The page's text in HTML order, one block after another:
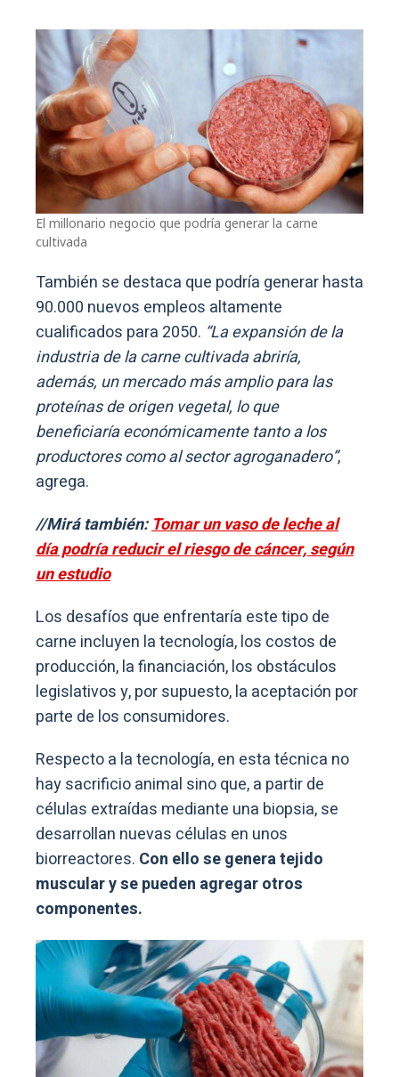
El millonario negocio que podría generar la carne
cultivada
También se destaca que podría generar hasta
90.000 nuevos empleos altamente
cualificados para 2050. “La expansión de la
industria de la carne cultivada abriría,
además, un mercado más amplio para las
proteínas de origen vegetal, lo que
beneficiaría económicamente tanto a los
productores como al sector agroganadero”,
agrega.
//Mirá también:Tomar un vaso de leche al
día podría reducir el riesgo de cáncer, según
un estudio
Los desafíos que enfrentaría este tipo de
carne incluyen la tecnología, los costos de
producción, la financiación, los obstáculos
legislativos y, por supuesto, la aceptación por
parte de los consumidores.
Respecto a la tecnología, en esta técnica no
hay sacrificio animal sino que, a partir de
células extraídas mediante una biopsia, se
desarrollan nuevas células en unos
biorreactores. Con ello se genera tejido
muscular y se pueden agregar otros
componentes.